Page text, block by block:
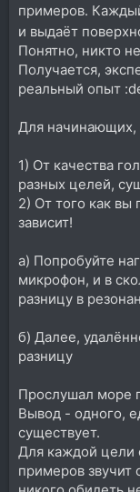
примеров.
и выдаёт
Понятно, никто
Получается,
реальный опыт
Для начинающих,
1) От качества
разных целей,
2) От того как вы
зависит!
а) Попробуйте
микрофон, и в
разницу в
б) Далее,
разницу
Прослушал море
Вывод - одного,
существует.
Для каждой цели
примеров звучит